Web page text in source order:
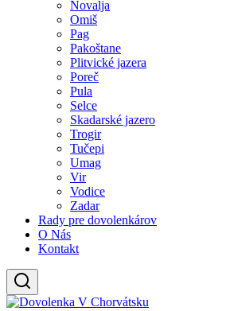
Novalja
Omiš
Pag
Pakoštane
Plitvické jazera
Poreč
Pula
Selce
Skadarské jazero
Trogir
Tučepi
Umag
Vir
Vodice
Zadar
Rady pre dovolenkárov
O Nás
Kontakt